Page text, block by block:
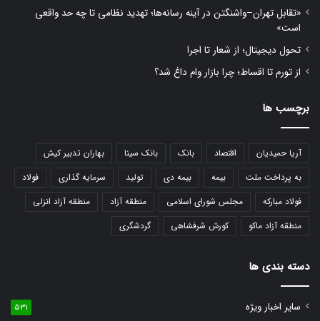
«تقابل تهران–واشنگتن در آینه رسانه‌ها؛ تهدید نظامی تا چه حد واقعی
است»
تحول دیجیتال؛ از شعار تا اجرا
از تورم تا اقساط؛ چرا بازار وام داغ شد؟
برچسب ها
آریا حمیدیان اقتصاد بانک بانک سینا
بهاران تدبیر کیش
به پرداخت ملت
بیمه بیمه دی تولید سرمایه گذاری
فولاد
فولاد مبارکه
مجلس شورای اسلامی منطقه آزاد
منطقه آزاد انزلی
منطقه آزاد ماکو
کورش شرفشاهی گردشگری
دسته بندی ها
سایر اخبار ویژه 531